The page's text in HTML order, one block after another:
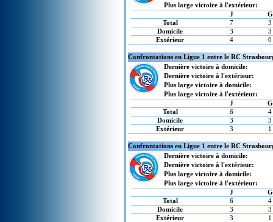
Plus large victoire à l'extérieur:
J
G
Total
7
3
Domicile
3
3
Extérieur
4 0
Confrontations en Ligue 1 entre le RC
Dernière victoire à domicile:
Dernière victoire à l'extérieur:
Plus large victoire à domicile:
Plus large victoire à l'extérieur:
J
G
Total
6
4
Domicile
3
3
Extérieur
3 1
Confrontations en Ligue 1 entre le RC
Dernière victoire à domicile:
Dernière victoire à l'extérieur:
Plus large victoire à domicile:
Plus large victoire à l'extérieur:
J
G
Total
6
4
Domicile
3
3
Extérieur
3 1